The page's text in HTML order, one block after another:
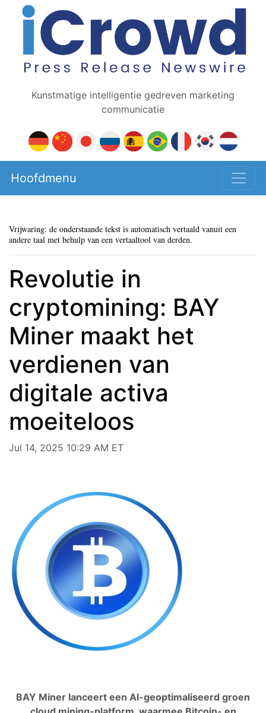
Kunstmatige intelligentie gedreven marketing
communicatie
Hoofdmenu
Vrijwaring: de onderstaande tekst is automatisch vertaald vanuit een
andere taal met behulp van een vertaaltool van derden.
Revolutie in
cryptomining: BAY
Miner maakt het
verdienen van
digitale activa
moeiteloos
Jul 14, 2025 10:29 AM ET
BAY Miner lanceert een AI-geoptimaliseerd groen